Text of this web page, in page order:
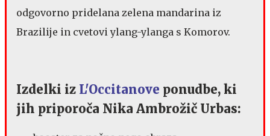
odgovorno pridelana zelena mandarina iz
Brazilije in cvetovi ylang-ylanga s Komorov.
Izdelki iz L'Occitanove ponudbe, ki
jih priporoča Nika Ambrožič Urbas: